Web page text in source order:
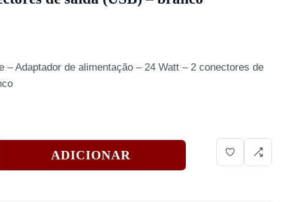
– Adaptador de alimentação – 24 Watt – 2 conectores de
ADICIONAR